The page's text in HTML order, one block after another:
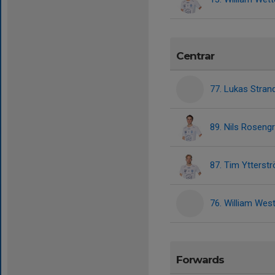
Centrar
77. Lukas
89. Nils
87. Tim
76. William
Forwards